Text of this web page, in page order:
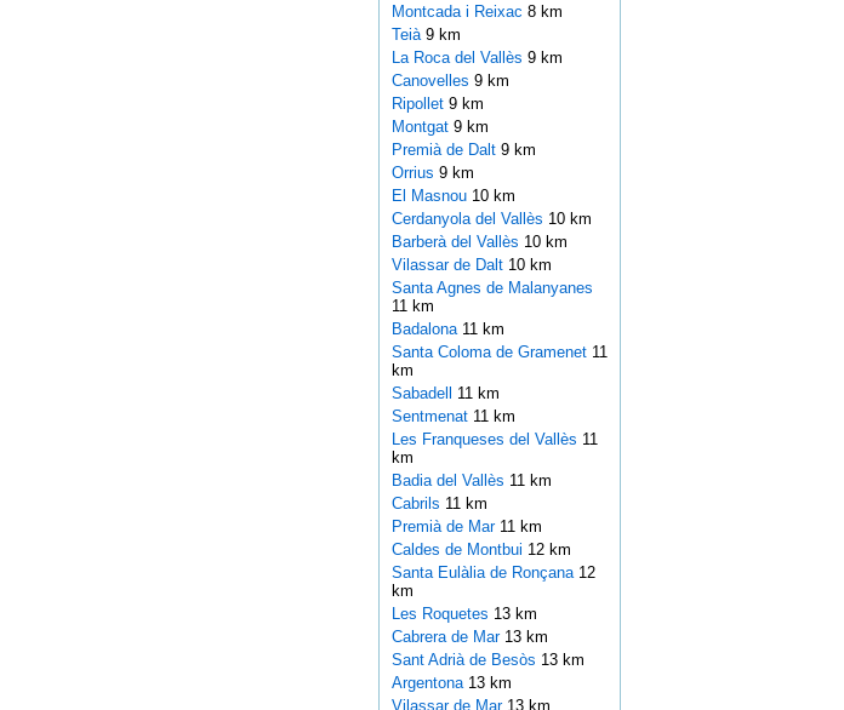
Montcada i Reixac 8 km
Teià 9 km
La Roca del Vallès 9 km
Canovelles 9 km
Ripollet 9 km
Montgat 9 km
Premià de Dalt 9 km
Orrius 9 km
El Masnou 10 km
Cerdanyola del Vallès 10 km
Barberà del Vallès 10 km
Vilassar de Dalt 10 km
Santa Agnes de Malanyanes
11 km
Badalona 11 km
Santa Coloma de Gramenet 11
km
Sabadell 11 km
Sentmenat 11 km
Les Franqueses del Vallès 11
km
Badia del Vallès 11 km
Cabrils 11 km
Premià de Mar 11 km
Caldes de Montbui 12 km
Santa Eulàlia de Ronçana 12
km
Les Roquetes 13 km
Cabrera de Mar 13 km
Sant Adrià de Besòs 13 km
Argentona 13 km
Vilassar de Mar 13 km